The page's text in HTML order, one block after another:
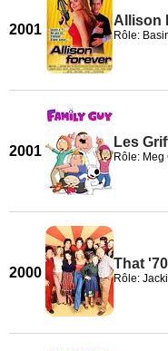
2001
Allison
Rôle:
2001
Les
Rôle: Meg
2000
That
Rôle: